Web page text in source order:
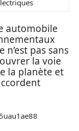
automobile
n’est pas sans
la voie
la planète et